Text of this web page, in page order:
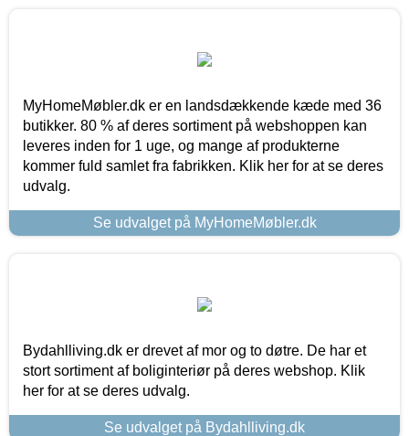
MyHomeMøbler.dk er en landsdækkende kæde med 36
butikker. 80 % af deres sortiment på webshoppen kan
leveres inden for 1 uge, og mange af produkterne
kommer fuld samlet fra fabrikken. Klik her for at se deres
udvalg.
Se udvalget på MyHomeMøbler.dk
Bydahlliving.dk er drevet af mor og to døtre. De har et
stort sortiment af boliginteriør på deres webshop. Klik
her for at se deres udvalg.
Se udvalget på Bydahlliving.dk